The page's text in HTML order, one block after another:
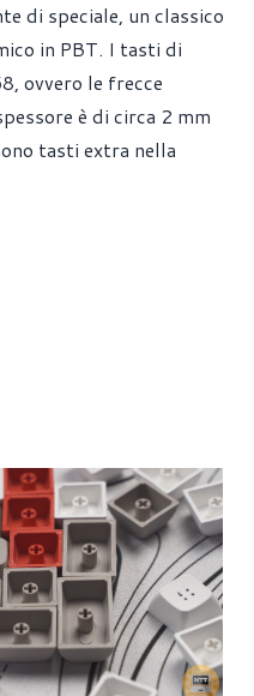
di speciale, un classico
in PBT. I tasti di
ovvero le frecce
è di circa 2 mm
tasti extra nella